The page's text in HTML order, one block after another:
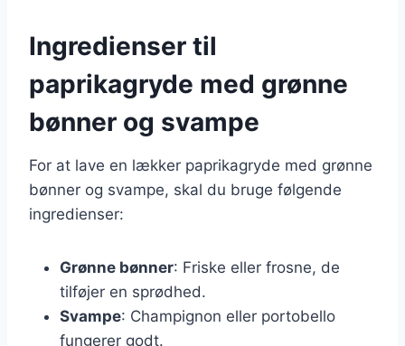
Ingredienser til
paprikagryde med grønne
bønner og svampe
For at lave en lækker paprikagryde med grønne
bønner og svampe, skal du bruge følgende
ingredienser:
Grønne bønner: Friske eller frosne, de
tilføjer en sprødhed.
Svampe: Champignon eller portobello
fungerer godt.